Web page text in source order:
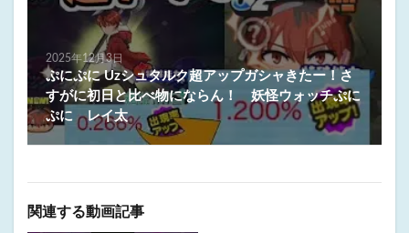
2025年12月3日
ぷにぷに Uzシュタルク超アップガシャきたー！さ
すがに初日と比べ物にならん！ 妖怪ウォッチぷに
ぷに レイ太
関連する動画記事